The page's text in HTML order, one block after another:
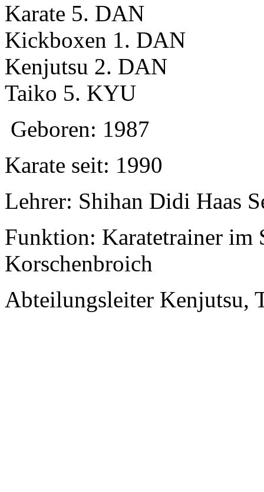
Karate 5. DAN
Kickboxen 1. DAN
Kenjutsu 2. DAN
Taiko 5. KYU
Geboren: 1987
Karate seit: 1990
Lehrer: Shihan Didi Haas
Funktion: Karatetrainer im
Korschenbroich
Abteilungsleiter Kenjutsu,